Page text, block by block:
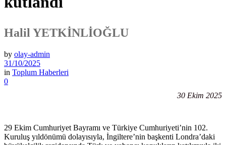
Halil YETKİNLİOĞLU
by olay-admin
31/10/2025
in Toplum Haberleri
0
30 Ekim 2025
29 Ekim Cumhuriyet Bayramı ve Türkiye Cumhuriyeti’nin 102.
Kuruluş yıldönümü dolayısıyla, İngiltere’nin başkenti Londra’daki